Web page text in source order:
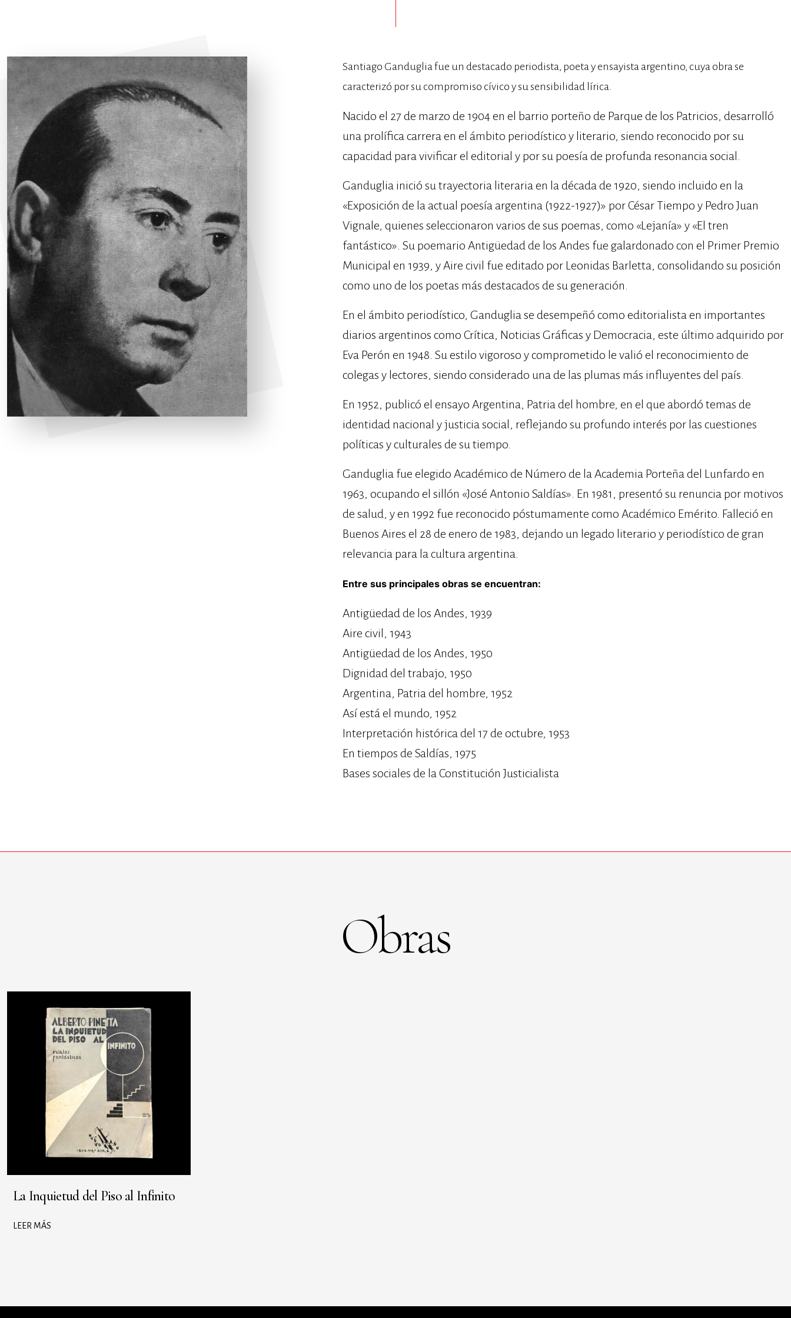
Santiago Ganduglia fue un destacado periodista, poeta y ensayista argentino, cuya obra se
caracterizó por su compromiso cívico y su sensibilidad lírica.
Nacido el 27 de marzo de 1904 en el barrio porteño de Parque de los Patricios, desarrolló
una prolífica carrera en el ámbito periodístico y literario, siendo reconocido por su
capacidad para vivificar el editorial y por su poesía de profunda resonancia social. ​
Ganduglia inició su trayectoria literaria en la década de 1920, siendo incluido en la
«Exposición de la actual poesía argentina (1922-1927)» por César Tiempo y Pedro Juan
Vignale, quienes seleccionaron varios de sus poemas, como «Lejanía» y «El tren
fantástico». Su poemario Antigüedad de los Andes fue galardonado con el Primer Premio
Municipal en 1939, y Aire civil fue editado por Leonidas Barletta, consolidando su posición
como uno de los poetas más destacados de su generación. ​
En el ámbito periodístico, Ganduglia se desempeñó como editorialista en importantes
diarios argentinos como Crítica, Noticias Gráficas y Democracia, este último adquirido por
Eva Perón en 1948. Su estilo vigoroso y comprometido le valió el reconocimiento de
colegas y lectores, siendo considerado una de las plumas más influyentes del país. ​
En 1952, publicó el ensayo Argentina, Patria del hombre, en el que abordó temas de
identidad nacional y justicia social, reflejando su profundo interés por las cuestiones
políticas y culturales de su tiempo. ​
Ganduglia fue elegido Académico de Número de la Academia Porteña del Lunfardo en
1963, ocupando el sillón «José Antonio Saldías». En 1981, presentó su renuncia por motivos
de salud, y en 1992 fue reconocido póstumamente como Académico Emérito. Falleció en
Buenos Aires el 28 de enero de 1983, dejando un legado literario y periodístico de gran
relevancia para la cultura argentina.
Entre sus principales obras se encuentran:
Antigüedad de los Andes, 1939
Aire civil, 1943
Antigüedad de los Andes, 1950
Dignidad del trabajo, 1950
Argentina, Patria del hombre, 1952
Así está el mundo, 1952
Interpretación histórica del 17 de octubre, 1953
En tiempos de Saldías, 1975
Bases sociales de la Constitución Justicialista
Obras
La Inquietud del Piso al Infinito
LEER MÁS